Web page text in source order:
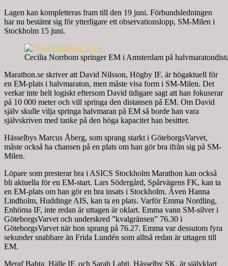
Lagen kan kompletteras fram till den 19 juni. Förbundsledningen
har nu bestämt sig för ytterligare ett observationslopp, SM-Milen i
Stockholm 15 juni.
Cecilia Norrbom springer EM i Amsterdam på
Marathon.se skriver att David Nilsson, Högby IF, är högaktuell för
en EM-plats i halvmaraton, men måste visa form i SM-Milen. Det
verkar inte helt logiskt eftersom David tidigare sagt att han fokuserar
på 10 000 meter och vill springa den distansen på EM. Om David
själv skulle vilja springa halvmaran på EM så borde han vara
självskriven med tanke på den höga kapacitet han besitter.
Hässelbys Marcus Åberg, som sprang starkt i GöteborgsVarvet,
måste också ha chansen på en plats om han gör bra ifrån sig på SM-
Milen.
Löpare som presterar bra i ASICS Stockholm Marathon kan också
bli aktuella för en EM-start. Lars Södergård, Spårvägens FK, kan ta
en EM-plats om han gör en bra insats i Stockholm. Även Hanna
Lindholm, Huddinge AIS, kan ta en plats. Varför Emma Nordling,
Enhörna IF, inte redan är uttagen är oklart. Emma vann SM-silver i
GöteborgsVarvet och underskred ”kvalgränsen” 76.30 i
GöteborgsVarvet när hon sprang på 76.27. Emma var dessutom fyra
sekunder snabbare än Frida Lundén som alltså redan är uttagen till
EM.
Meraf Bahta, Hälle IF, och Sarah Lahti, Hässelby SK, är självklart